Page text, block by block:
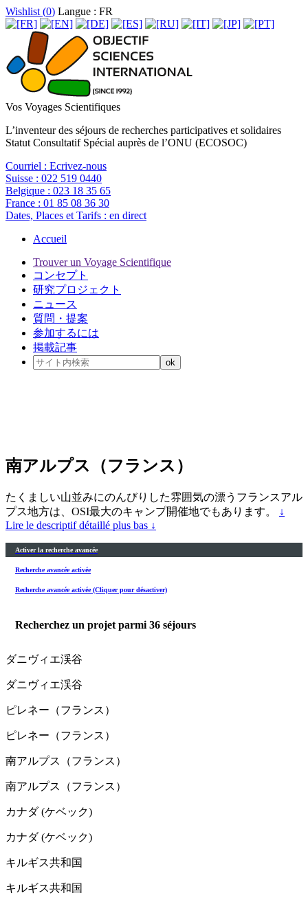
Wishlist (0) Langue : FR
Vos Voyages Scientifiques
L’inventeur des séjours de recherches participatives et solidaires
Statut Consultatif Spécial auprès de l’ONU (ECOSOC)
Courriel : Ecrivez-nous
Suisse : 022 519 0440
Belgique : 023 18 35 65
France : 01 85 08 36 30
Dates, Places et Tarifs : en direct
Accueil
Trouver un Voyage Scientifique
コンセプト
研究プロジェクト
ニュース
質問・提案
参加するには
掲載記事
南アルプス（フランス）
たくましい山並みにのんびりした雰囲気の漂うフランスアル
プス地方は、OSI最大のキャンプ開催地でもあります。
↓
Lire le descriptif détaillé plus bas ↓
Activer la recherche avancée
Recherche avancée activée
Recherche avancée activée (Cliquer pour désactiver)
Recherchez un projet parmi 36 séjours
ダニヴィエ渓谷
ダニヴィエ渓谷
ピレネー（フランス）
ピレネー（フランス）
南アルプス（フランス）
南アルプス（フランス）
カナダ (ケベック)
カナダ (ケベック)
キルギス共和国
キルギス共和国